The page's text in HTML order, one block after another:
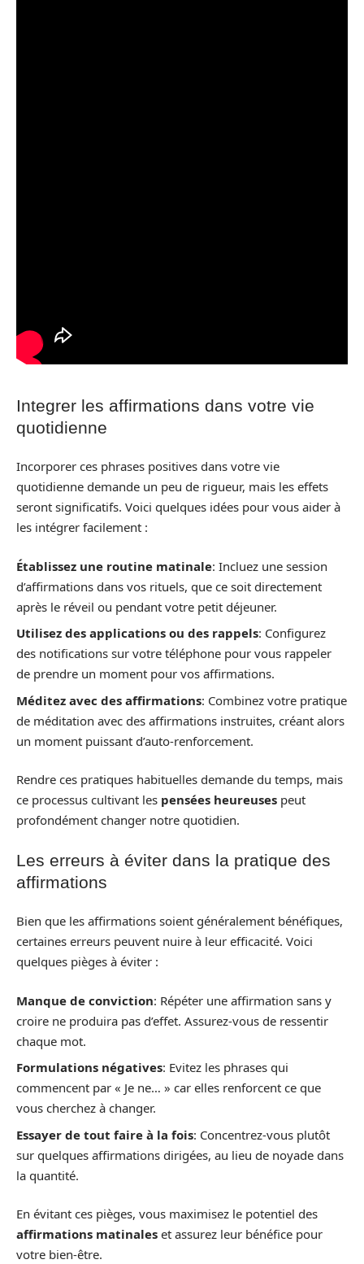
Integrer les affirmations dans votre vie
quotidienne
Incorporer ces phrases positives dans votre vie
quotidienne demande un peu de rigueur, mais les effets
seront significatifs. Voici quelques idées pour vous aider à
les intégrer facilement :
Établissez une routine matinale: Incluez une session
d’affirmations dans vos rituels, que ce soit directement
après le réveil ou pendant votre petit déjeuner.
Utilisez des applications ou des rappels: Configurez
des notifications sur votre téléphone pour vous rappeler
de prendre un moment pour vos affirmations.
Méditez avec des affirmations: Combinez votre pratique
de méditation avec des affirmations instruites, créant alors
un moment puissant d’auto-renforcement.
Rendre ces pratiques habituelles demande du temps, mais
ce processus cultivant les pensées heureuses peut
profondément changer notre quotidien.
Les erreurs à éviter dans la pratique des
affirmations
Bien que les affirmations soient généralement bénéfiques,
certaines erreurs peuvent nuire à leur efficacité. Voici
quelques pièges à éviter :
Manque de conviction: Répéter une affirmation sans y
croire ne produira pas d’effet. Assurez-vous de ressentir
chaque mot.
Formulations négatives: Evitez les phrases qui
commencent par « Je ne… » car elles renforcent ce que
vous cherchez à changer.
Essayer de tout faire à la fois: Concentrez-vous plutôt
sur quelques affirmations dirigées, au lieu de noyade dans
la quantité.
En évitant ces pièges, vous maximisez le potentiel des
affirmations matinales et assurez leur bénéfice pour
votre bien-être.